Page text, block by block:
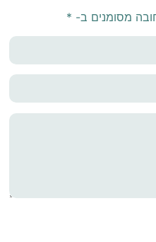
מסומנים ב- *